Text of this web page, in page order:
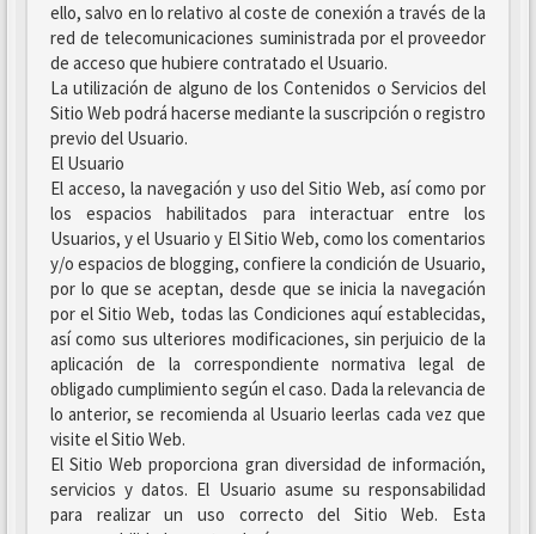
ello, salvo en lo relativo al coste de conexión a través de la
red de telecomunicaciones suministrada por el proveedor
de acceso que hubiere contratado el Usuario.
La utilización de alguno de los Contenidos o Servicios del
Sitio Web podrá hacerse mediante la suscripción o registro
previo del Usuario.
El Usuario
El acceso, la navegación y uso del Sitio Web, así como por
los espacios habilitados para interactuar entre los
Usuarios, y el Usuario y El Sitio Web, como los comentarios
y/o espacios de blogging, confiere la condición de Usuario,
por lo que se aceptan, desde que se inicia la navegación
por el Sitio Web, todas las Condiciones aquí establecidas,
así como sus ulteriores modificaciones, sin perjuicio de la
aplicación de la correspondiente normativa legal de
obligado cumplimiento según el caso. Dada la relevancia de
lo anterior, se recomienda al Usuario leerlas cada vez que
visite el Sitio Web.
El Sitio Web proporciona gran diversidad de información,
servicios y datos. El Usuario asume su responsabilidad
para realizar un uso correcto del Sitio Web. Esta